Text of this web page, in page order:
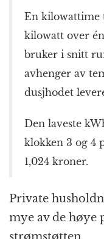
En kilowattime
kilowatt over
bruker i snitt
avhenger av
dusjhodet
Den laveste
klokken 3 og 4
1,024 kroner.
Private
mye av de høye